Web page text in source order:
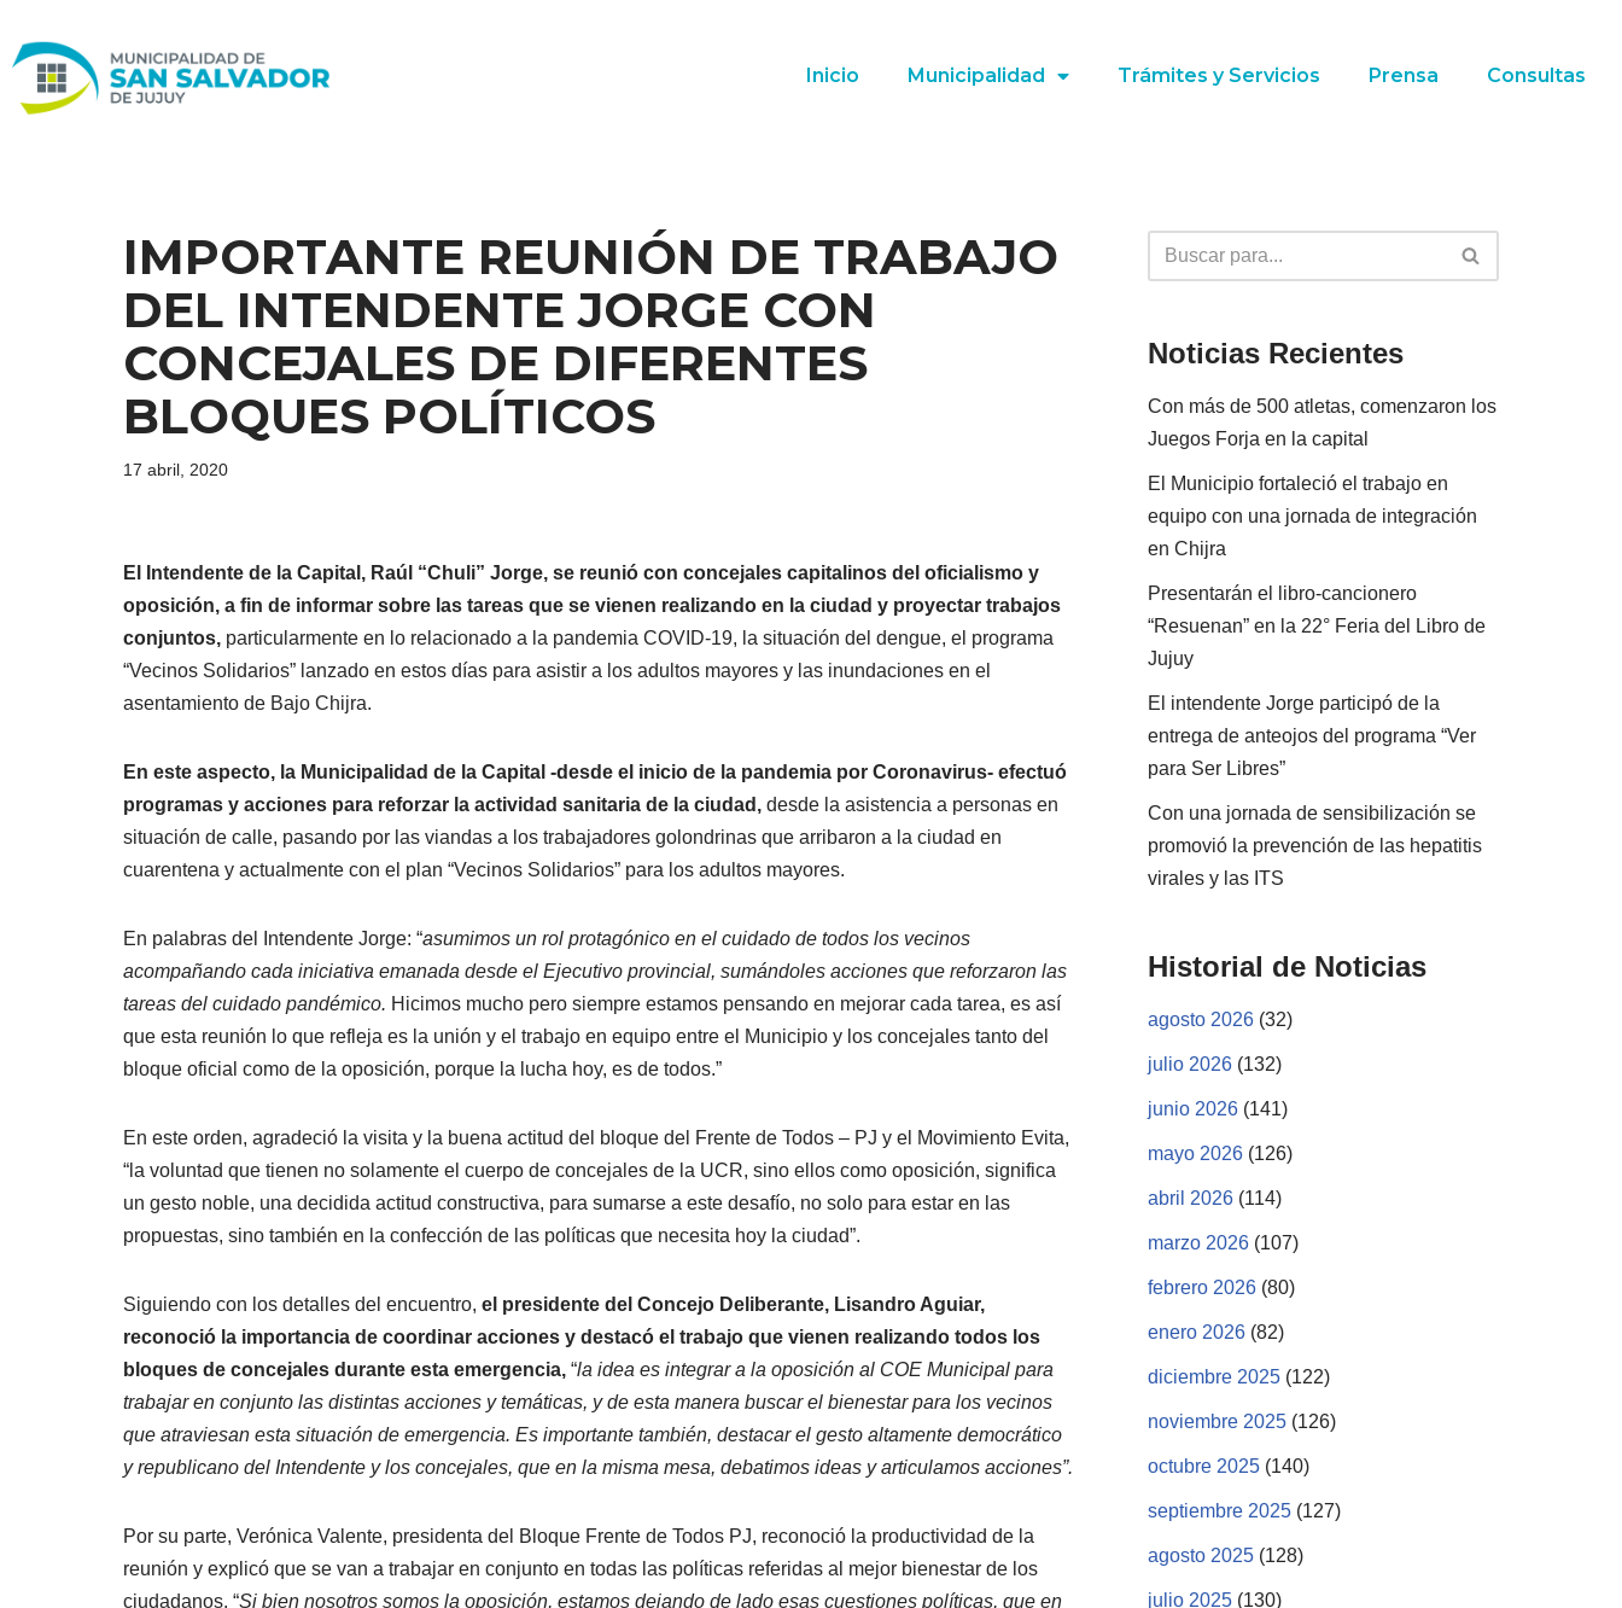
Ir
al
Inicio Municipalidad Trámites y Servicios Prensa Consultas
IMPORTANTE REUNIÓN DE TRABAJO
DEL INTENDENTE JORGE CON
CONCEJALES DE DIFERENTES
BLOQUES POLÍTICOS
17 abril, 2020
El Intendente de la Capital, Raúl “Chuli” Jorge, se reunió con concejales capitalinos del oficialismo y
oposición, a fin de informar sobre las tareas que se vienen realizando en la ciudad y proyectar trabajos
conjuntos, particularmente en lo relacionado a la pandemia COVID-19, la situación del dengue, el programa
“Vecinos Solidarios” lanzado en estos días para asistir a los adultos mayores y las inundaciones en el
asentamiento de Bajo Chijra.
En este aspecto, la Municipalidad de la Capital -desde el inicio de la pandemia por Coronavirus- efectuó
programas y acciones para reforzar la actividad sanitaria de la ciudad, desde la asistencia a personas en
situación de calle, pasando por las viandas a los trabajadores golondrinas que arribaron a la ciudad en
cuarentena y actualmente con el plan “Vecinos Solidarios” para los adultos mayores.
En palabras del Intendente Jorge: “asumimos un rol protagónico en el cuidado de todos los vecinos
acompañando cada iniciativa emanada desde el Ejecutivo provincial, sumándoles acciones que reforzaron las
tareas del cuidado pandémico. Hicimos mucho pero siempre estamos pensando en mejorar cada tarea, es así
que esta reunión lo que refleja es la unión y el trabajo en equipo entre el Municipio y los concejales tanto del
bloque oficial como de la oposición, porque la lucha hoy, es de todos.”
En este orden, agradeció la visita y la buena actitud del bloque del Frente de Todos – PJ y el Movimiento Evita,
“la voluntad que tienen no solamente el cuerpo de concejales de la UCR, sino ellos como oposición, significa
un gesto noble, una decidida actitud constructiva, para sumarse a este desafío, no solo para estar en las
propuestas, sino también en la confección de las políticas que necesita hoy la ciudad”.
Siguiendo con los detalles del encuentro, el presidente del Concejo Deliberante, Lisandro Aguiar,
reconoció la importancia de coordinar acciones y destacó el trabajo que vienen realizando todos los
bloques de concejales durante esta emergencia, “la idea es integrar a la oposición al COE Municipal para
trabajar en conjunto las distintas acciones y temáticas, y de esta manera buscar el bienestar para los vecinos
que atraviesan esta situación de emergencia. Es importante también, destacar el gesto altamente democrático
y republicano del Intendente y los concejales, que en la misma mesa, debatimos ideas y articulamos acciones”.
Por su parte, Verónica Valente, presidenta del Bloque Frente de Todos PJ, reconoció la productividad de la
reunión y explicó que se van a trabajar en conjunto en todas las políticas referidas al mejor bienestar de los
ciudadanos. “Si bien nosotros somos la oposición, estamos dejando de lado esas cuestiones políticas, que en
Noticias Recientes
Con más de 500 atletas, comenzaron los
Juegos Forja en la capital
El Municipio fortaleció el trabajo en
equipo con una jornada de integración
en Chijra
Presentarán el libro-cancionero
“Resuenan” en la 22° Feria del Libro de
Jujuy
El intendente Jorge participó de la
entrega de anteojos del programa “Ver
para Ser Libres”
Con una jornada de sensibilización se
promovió la prevención de las hepatitis
virales y las ITS
Historial de Noticias
agosto 2026 (32)
julio 2026 (132)
junio 2026 (141)
mayo 2026 (126)
abril 2026 (114)
marzo 2026 (107)
febrero 2026 (80)
enero 2026 (82)
diciembre 2025 (122)
noviembre 2025 (126)
octubre 2025 (140)
septiembre 2025 (127)
agosto 2025 (128)
julio 2025 (130)